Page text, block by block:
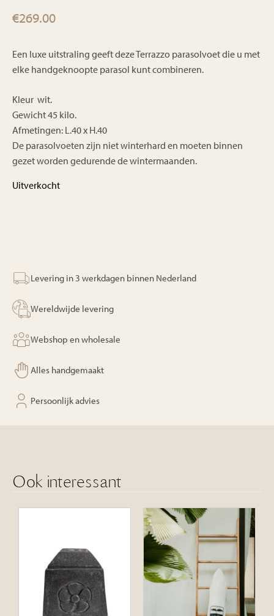
€269.00
Een luxe uitstraling geeft deze Terrazzo parasolvoet die u met
elke handgeknoopte parasol kunt combineren.
Kleur wit.
Gewicht 45 kilo.
Afmetingen: L.40 x H.40
De parasolvoeten zijn niet winterhard en moeten binnen
gezet worden gedurende de wintermaanden.
Uitverkocht
Levering in 3 werkdagen binnen Nederland
Wereldwijde levering
Webshop en wholesale
Alles handgemaakt
Persoonlijk advies
Ook interessant